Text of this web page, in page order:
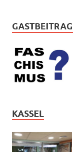
GASTBEITRAG
KASSEL